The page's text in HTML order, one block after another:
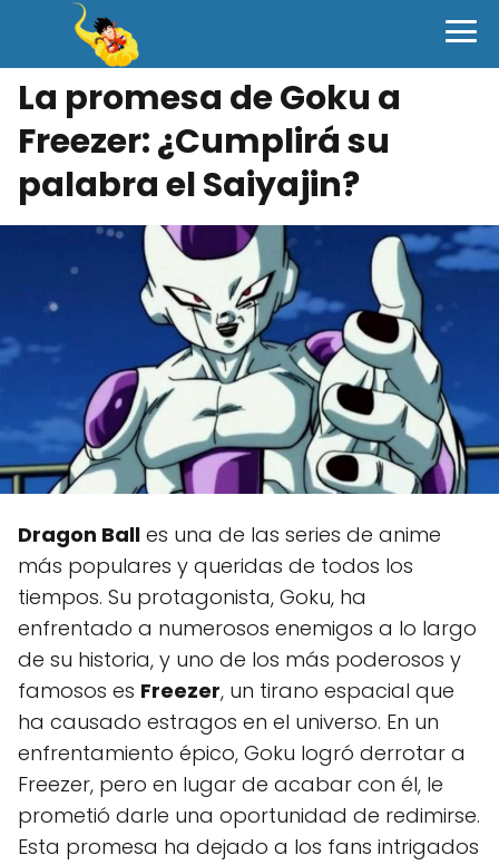
La promesa de Goku a
Freezer: ¿Cumplirá su
palabra el Saiyajin?
Dragon Ball es una de las series de anime
más populares y queridas de todos los
tiempos. Su protagonista, Goku, ha
enfrentado a numerosos enemigos a lo largo
de su historia, y uno de los más poderosos y
famosos es Freezer, un tirano espacial que
ha causado estragos en el universo. En un
enfrentamiento épico, Goku logró derrotar a
Freezer, pero en lugar de acabar con él, le
prometió darle una oportunidad de redimirse.
Esta promesa ha dejado a los fans intrigados